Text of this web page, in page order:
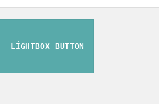
LIGHTBOX BUTTON